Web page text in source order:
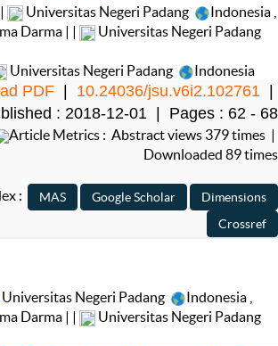
Universitas Negeri Padang Indonesia
Darma | |
Universitas Negeri Padang
Universitas Negeri Padang Indonesia
PDF 10.24036/jsu.v6i2.102761
: 2018-12-01 | Pages : 62 - 68
Article Metrics : Abstract views 379 times |
Downloaded 89 times
:
Universitas Negeri Padang Indonesia
Darma | |
Universitas Negeri Padang